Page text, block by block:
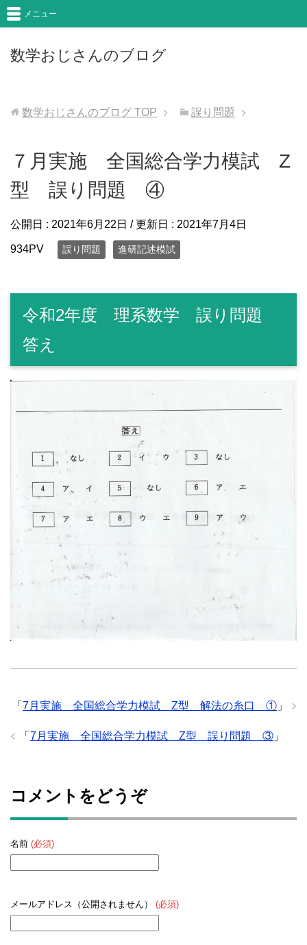
数学おじさんのブログ
メニュー
数学おじさんのブログ TOP 誤り問題
７月実施 全国総合学力模試 Z
型 誤り問題 ④
公開日 : 2021年6月22日 / 更新日 : 2021年7月4日
934PV 誤り問題 進研記述模試
令和2年度 理系数学 誤り問題
答え
「 7月実施 全国総合学力模試 Z型 解法の糸口 ① 」
「 7月実施 全国総合学力模試 Z型 誤り問題 ③ 」
コメントをどうぞ
名前 (必須)
メールアドレス（公開されません） (必須)